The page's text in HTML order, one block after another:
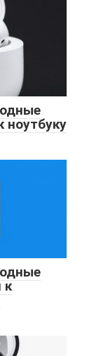
ноутбуку
к